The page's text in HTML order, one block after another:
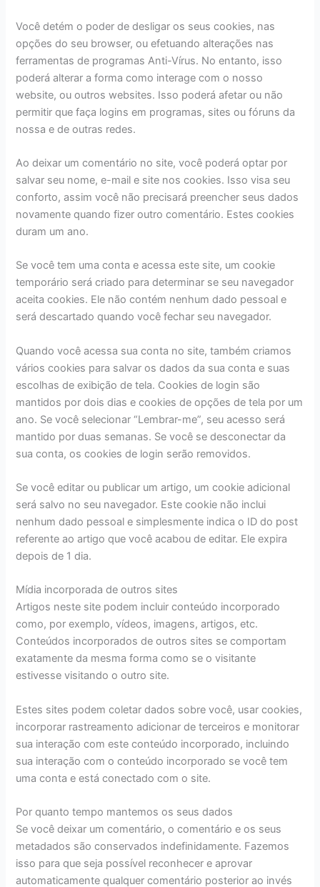
Você detém o poder de desligar os seus cookies, nas
opções do seu browser, ou efetuando alterações nas
ferramentas de programas Anti-Vírus. No entanto, isso
poderá alterar a forma como interage com o nosso
website, ou outros websites. Isso poderá afetar ou não
permitir que faça logins em programas, sites ou fóruns da
nossa e de outras redes.
Ao deixar um comentário no site, você poderá optar por
salvar seu nome, e-mail e site nos cookies. Isso visa seu
conforto, assim você não precisará preencher seus dados
novamente quando fizer outro comentário. Estes cookies
duram um ano.
Se você tem uma conta e acessa este site, um cookie
temporário será criado para determinar se seu navegador
aceita cookies. Ele não contém nenhum dado pessoal e
será descartado quando você fechar seu navegador.
Quando você acessa sua conta no site, também criamos
vários cookies para salvar os dados da sua conta e suas
escolhas de exibição de tela. Cookies de login são
mantidos por dois dias e cookies de opções de tela por um
ano. Se você selecionar “Lembrar-me”, seu acesso será
mantido por duas semanas. Se você se desconectar da
sua conta, os cookies de login serão removidos.
Se você editar ou publicar um artigo, um cookie adicional
será salvo no seu navegador. Este cookie não inclui
nenhum dado pessoal e simplesmente indica o ID do post
referente ao artigo que você acabou de editar. Ele expira
depois de 1 dia.
Mídia incorporada de outros sites
Artigos neste site podem incluir conteúdo incorporado
como, por exemplo, vídeos, imagens, artigos, etc.
Conteúdos incorporados de outros sites se comportam
exatamente da mesma forma como se o visitante
estivesse visitando o outro site.
Estes sites podem coletar dados sobre você, usar cookies,
incorporar rastreamento adicionar de terceiros e monitorar
sua interação com este conteúdo incorporado, incluindo
sua interação com o conteúdo incorporado se você tem
uma conta e está conectado com o site.
Por quanto tempo mantemos os seus dados
Se você deixar um comentário, o comentário e os seus
metadados são conservados indefinidamente. Fazemos
isso para que seja possível reconhecer e aprovar
automaticamente qualquer comentário posterior ao invés